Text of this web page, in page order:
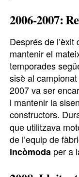
2006-2007:
Després de
mantenir el
temporades
sisè al
2007 va ser
i mantenir la
constructors.
que utilitzava
de l’equip de
incòmoda per a